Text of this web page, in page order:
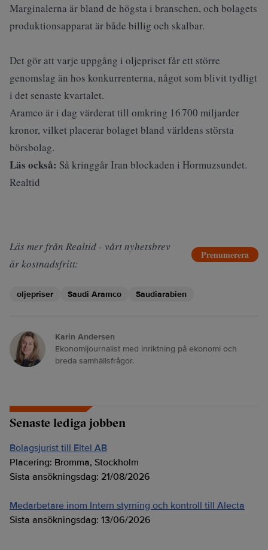
Marginalerna är bland de högsta i branschen, och bolagets
produktionsapparat är både billig och skalbar.
Det gör att varje uppgång i oljepriset får ett större
genomslag än hos konkurrenterna, något som blivit tydligt
i det senaste kvartalet.
Aramco är i dag värderat till omkring 16 700 miljarder
kronor, vilket placerar bolaget bland världens största
börsbolag.
Läs också: Så kringgår Iran blockaden i Hormuzsundet.
Realtid
Läs mer från Realtid - vårt nyhetsbrev
är kostnadsfritt:
Prenumerera
oljepriser Saudi Aramco Saudiarabien
Karin Andersen
Ekonomijournalist med inriktning på ekonomi och
breda samhällsfrågor.
Senaste lediga jobben
Bolagsjurist till Eltel AB
Placering: Bromma, Stockholm
Sista ansökningsdag: 21/08/2026
Medarbetare inom Intern styrning och kontroll till Alecta
Sista ansökningsdag: 13/06/2026